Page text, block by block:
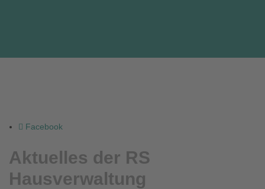
Facebook
Aktuelles der RS
Hausverwaltung